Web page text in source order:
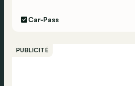
Car-Pass
PUBLICITÉ